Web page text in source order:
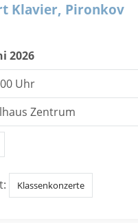
Klavier, Pironkov
2026
Uhr
Zentrum
Klassenkonzerte